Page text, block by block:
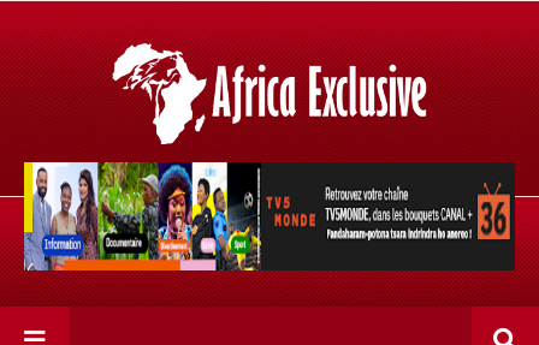
Retrouvez votre chaîne @TV5MONDE, dans les bouquets
CANAL+ 36 . Fandaharam-potoana tsara indrindra ho
anareo!